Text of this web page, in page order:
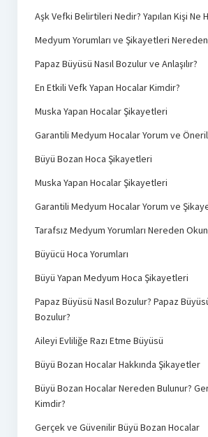
Aşk Vefki Belirtileri Nedir? Yapılan Kişi Ne
Medyum Yorumları ve Şikayetleri
Papaz Büyüsü Nasıl Bozulur ve Anlaşılır?
En Etkili Vefk Yapan Hocalar Kimdir?
Muska Yapan Hocalar Şikayetleri
Garantili Medyum Hocalar Yorum ve
Büyü Bozan Hoca Şikayetleri
Muska Yapan Hocalar Şikayetleri
Garantili Medyum Hocalar Yorum ve
Tarafsız Medyum Yorumları Nereden
Büyücü Hoca Yorumları
Büyü Yapan Medyum Hoca Şikayetleri
Papaz Büyüsü Nasıl Bozulur? Papaz
Bozulur?
Aileyi Evliliğe Razı Etme Büyüsü
Büyü Bozan Hocalar Hakkında Şikayetler
Büyü Bozan Hocalar Nereden Bulunur?
Kimdir?
Gerçek ve Güvenilir Büyü Bozan Hocalar